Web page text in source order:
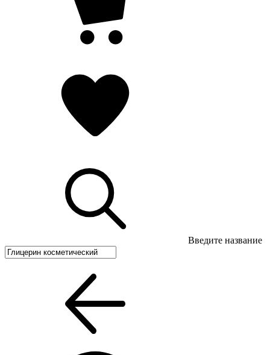
Введите название